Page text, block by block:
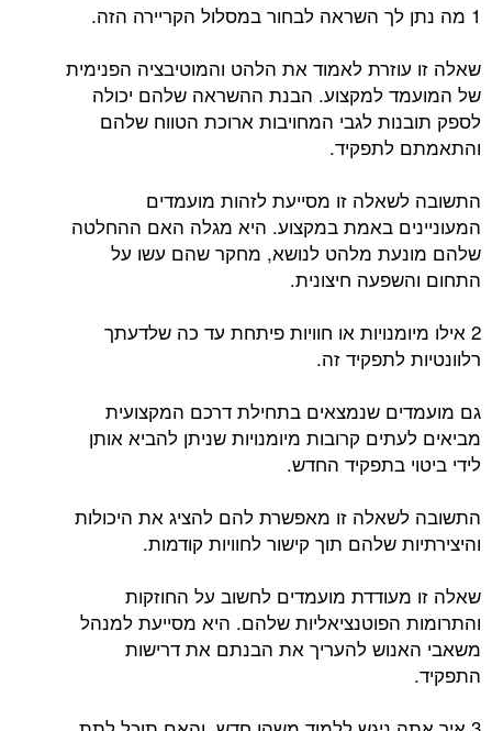
1 מה נתן לך השראה לבחור במסלול הקריירה הזה.
שאלה זו עוזרת לאמוד את הלהט והמוטיבציה הפנימית
של המועמד למקצוע. הבנת ההשראה שלהם יכולה
לספק תובנות לגבי המחויבות ארוכת הטווח שלהם
והתאמתם לתפקיד.
התשובה לשאלה זו מסייעת לזהות מועמדים
המעוניינים באמת במקצוע. היא מגלה האם ההחלטה
שלהם מונעת מלהט לנושא, מחקר שהם עשו על
התחום והשפעה חיצונית.
2 אילו מיומנויות או חוויות פיתחת עד כה שלדעתך
רלוונטיות לתפקיד זה.
גם מועמדים שנמצאים בתחילת דרכם המקצועית
מביאים לעתים קרובות מיומנויות שניתן להביא אותן
לידי ביטוי בתפקיד החדש.
התשובה לשאלה זו מאפשרת להם להציג את היכולות
והיצירתיות שלהם תוך קישור לחוויות קודמות.
שאלה זו מעודדת מועמדים לחשוב על החוזקות
והתרומות הפוטנציאליות שלהם. היא מסייעת למנהל
משאבי האנוש להעריך את הבנתם את דרישות
התפקיד.